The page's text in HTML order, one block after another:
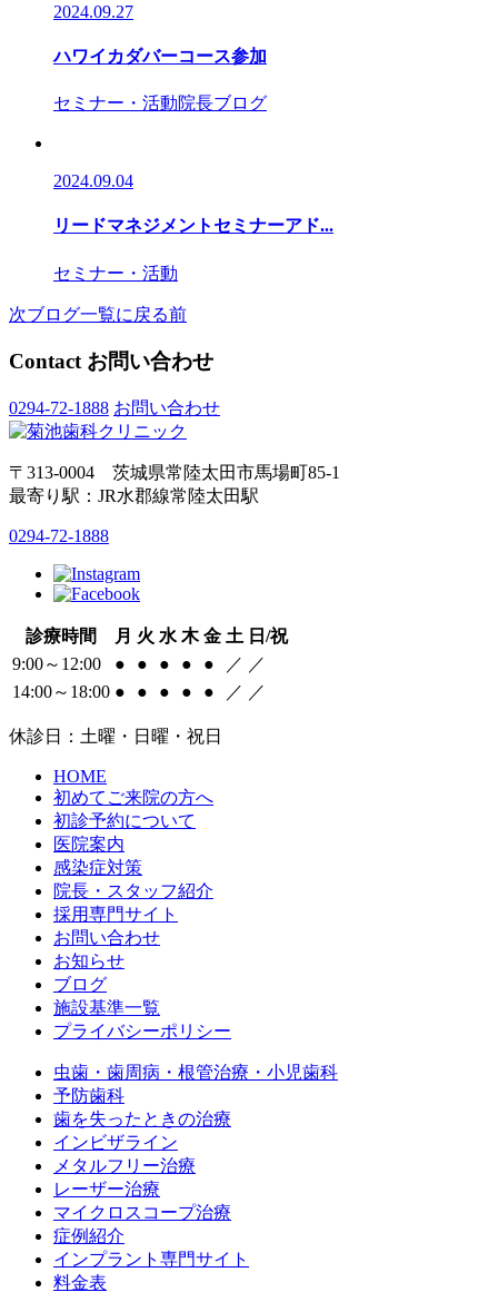
2024.09.27
ハワイカダバーコース参加
セミナー・活動院長ブログ
2024.09.04
リードマネジメントセミナーアド...
セミナー・活動
次ブログ一覧に戻る前
Contact お問い合わせ
0294-72-1888 お問い合わせ
〒313-0004 茨城県常陸太田市馬場町85-1
最寄り駅：JR水郡線常陸太田駅
0294-72-1888
診療時間 月 火 水 木 金 土 日/祝
9:00～12:00
● ● ● ● ● ／ ／
14:00～18:00 ● ● ● ● ● ／ ／
休診日：土曜・日曜・祝日
HOME
初めてご来院の方へ
初診予約について
医院案内
感染症対策
院長・スタッフ紹介
採用専門サイト
お問い合わせ
お知らせ
ブログ
施設基準一覧
プライバシーポリシー
虫歯・歯周病・根管治療・小児歯科
予防歯科
歯を失ったときの治療
インビザライン
メタルフリー治療
レーザー治療
マイクロスコープ治療
症例紹介
インプラント専門サイト
料金表